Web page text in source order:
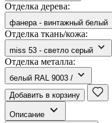
Отделка дерева:
фанера - винтажный белый
Отделка ткань/кожа:
miss 53 - светло серый
Отделка металла:
белый RAL 9003 /
Добавить в корзину
Описание